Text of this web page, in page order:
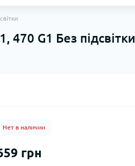
470 G1 Без підсвітки
Нет в наличии
грн